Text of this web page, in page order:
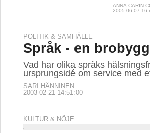
ANNA-CARIN
2005-06-07
POLITIK & SAMHÄLLE
Språk - en
Vad har olika språks
ursprungsidé om service med
SARI HÄNNINEN
2003-02-21 14:51:00
KULTUR & NÖJE